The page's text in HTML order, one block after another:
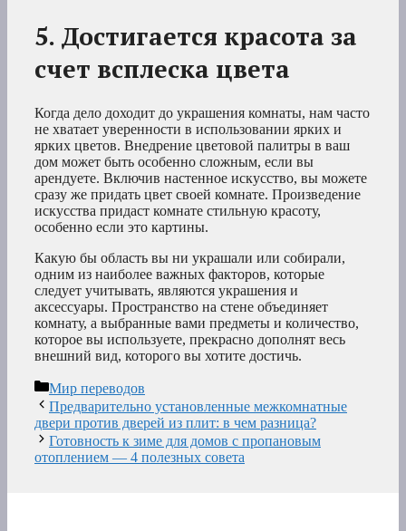
5. Достигается красота за
счет всплеска цвета
Когда дело доходит до украшения комнаты, нам часто
не хватает уверенности в использовании ярких и
ярких цветов. Внедрение цветовой палитры в ваш
дом может быть особенно сложным, если вы
арендуете. Включив настенное искусство, вы можете
сразу же придать цвет своей комнате. Произведение
искусства придаст комнате стильную красоту,
особенно если это картины.
Какую бы область вы ни украшали или собирали,
одним из наиболее важных факторов, которые
следует учитывать, являются украшения и
аксессуары. Пространство на стене объединяет
комнату, а выбранные вами предметы и количество,
которое вы используете, прекрасно дополнят весь
внешний вид, которого вы хотите достичь.
Рубрики
Мир переводов
Предварительно установленные межкомнатные
двери против дверей из плит: в чем разница?
Готовность к зиме для домов с пропановым
отоплением — 4 полезных совета